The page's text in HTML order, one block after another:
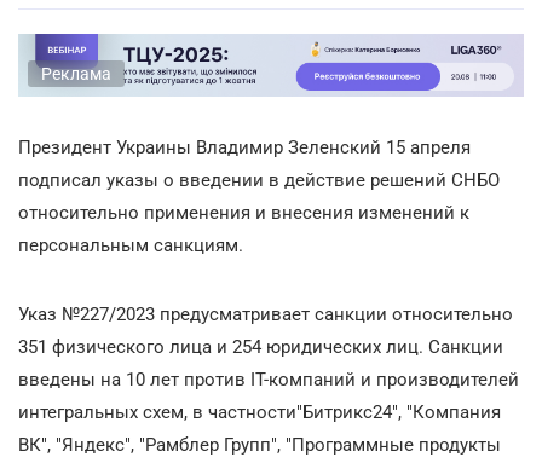
Реклама
Президент Украины Владимир Зеленский 15 апреля
подписал указы о введении в действие решений СНБО
относительно применения и внесения изменений к
персональным санкциям.
Указ №227/2023 предусматривает санкции относительно
351 физического лица и 254 юридических лиц. Санкции
введены на 10 лет против IT-компаний и производителей
интегральных схем, в частности"Битрикс24", "Компания
ВК", "Яндекс", "Рамблер Групп", "Программные продукты